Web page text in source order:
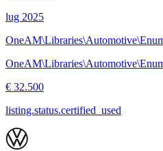
lug 2025
€ 32.500
listing.status.certified_used